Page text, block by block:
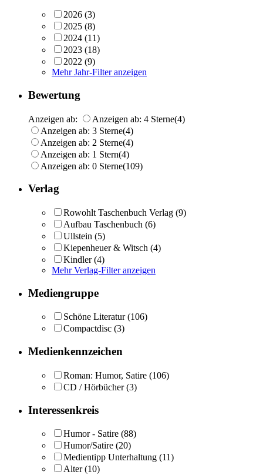
2026 (3)
2025 (8)
2024 (11)
2023 (18)
2022 (9)
Mehr Jahr-Filter anzeigen
Bewertung
Anzeigen ab: Anzeigen ab: 4 Sterne(4)
Anzeigen ab: 3 Sterne(4)
Anzeigen ab: 2 Sterne(4)
Anzeigen ab: 1 Stern(4)
Anzeigen ab: 0 Sterne(109)
Verlag
Rowohlt Taschenbuch Verlag (9)
Aufbau Taschenbuch (6)
Ullstein (5)
Kiepenheuer & Witsch (4)
Kindler (4)
Mehr Verlag-Filter anzeigen
Mediengruppe
Schöne Literatur (106)
Compactdisc (3)
Medienkennzeichen
Roman: Humor, Satire (106)
CD / Hörbücher (3)
Interessenkreis
Humor - Satire (88)
Humor/Satire (20)
Medientipp Unterhaltung (11)
Alter (10)